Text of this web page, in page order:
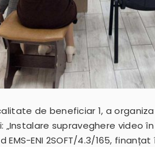
de beneficiar 1, a
„Instalare supraveghere video
EMS-ENI 2SOFT/4.3/165,